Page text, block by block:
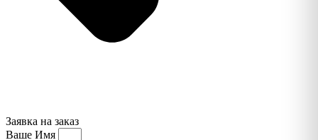
Заявка на заказ
Ваше Имя